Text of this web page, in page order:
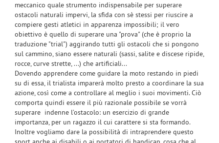
meccanico quale strumento indispensabile per superare
ostacoli naturali impervi, la sfida con sè stessi per riuscire a
compiere gesti atletici in apparenza impossibili; il vero
obiettivo è quello di superare una "prova" (che è proprio la
traduzione "trial") aggirando tutti gli ostacoli che si pongono
sul cammino, siano essere naturali (sassi, salite e discese ripide,
rocce, curve strette, ...) che artificiali...
Dovendo apprendere come guidare la moto restando in piedi
su di essa, il trialista imparerà molto presto a coordinare la sua
azione, così come a controllare al meglio i suoi movimenti. Ciò
comporta quindi essere il più razionale possibile se vorrà
superare indenne l’ostacolo: un esercizio di grande
importanza, per un ragazzo il cui carattere si sta formando.
Inoltre vogliamo dare la possibilità di intraprendere questo